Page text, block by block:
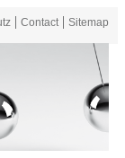
Contact Sitemap